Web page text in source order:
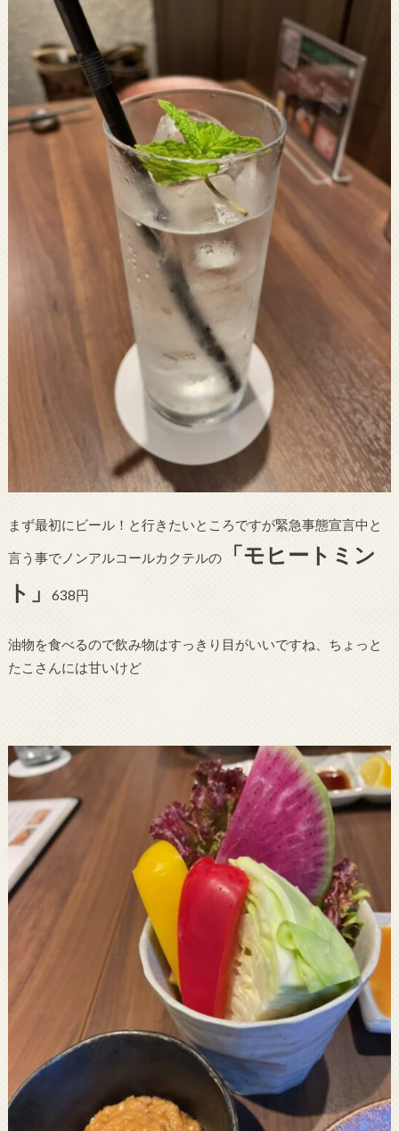
まず最初にビール！と行きたいところですが緊急事態宣言中と
言う事でノンアルコールカクテルの「モヒートミン
ト」
638円
油物を食べるので飲み物はすっきり目がいいですね、ちょっと
たこさんには甘いけど